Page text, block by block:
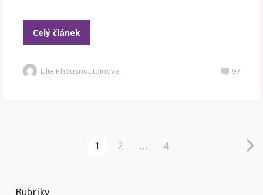
Celý článek
Lilia Khousnoutdinova 97
1 2 … 4